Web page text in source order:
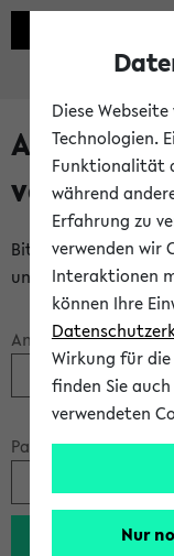
Bitte melden Sie
und Ihrem Passwort
Anmeldename:
Passwort:
Diese
Technologien.
Funktionalität
während
Erfahrung zu
verwenden wir
Interaktionen
können Ihre
Wirkung für
finden Sie
verwendeten
Nur